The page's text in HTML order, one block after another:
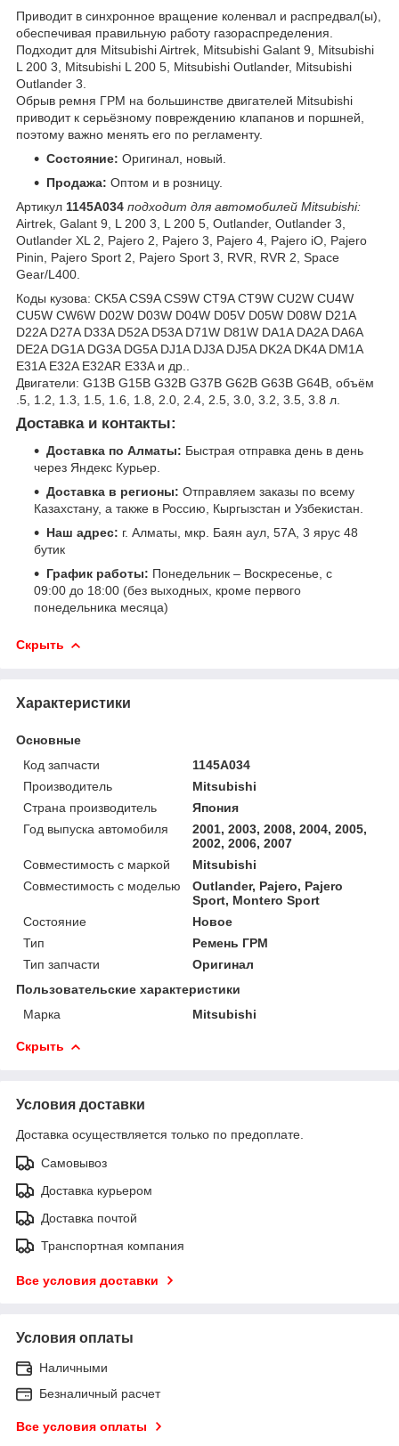
Приводит в синхронное вращение коленвал и распредвал(ы),
обеспечивая правильную работу газораспределения.
Подходит для Mitsubishi Airtrek, Mitsubishi Galant 9, Mitsubishi
L 200 3, Mitsubishi L 200 5, Mitsubishi Outlander, Mitsubishi
Outlander 3.
Обрыв ремня ГРМ на большинстве двигателей Mitsubishi
приводит к серьёзному повреждению клапанов и поршней,
поэтому важно менять его по регламенту.
Состояние: Оригинал, новый.
Продажа: Оптом и в розницу.
Артикул 1145A034 подходит для автомобилей Mitsubishi:
Airtrek, Galant 9, L 200 3, L 200 5, Outlander, Outlander 3,
Outlander XL 2, Pajero 2, Pajero 3, Pajero 4, Pajero iO, Pajero
Pinin, Pajero Sport 2, Pajero Sport 3, RVR, RVR 2, Space
Gear/L400.
Коды кузова: CK5A CS9A CS9W CT9A CT9W CU2W CU4W
CU5W CW6W D02W D03W D04W D05V D05W D08W D21A
D22A D27A D33A D52A D53A D71W D81W DA1A DA2A DA6A
DE2A DG1A DG3A DG5A DJ1A DJ3A DJ5A DK2A DK4A DM1A
E31A E32A E32AR E33A и др..
Двигатели: G13B G15B G32B G37B G62B G63B G64B, объём
.5, 1.2, 1.3, 1.5, 1.6, 1.8, 2.0, 2.4, 2.5, 3.0, 3.2, 3.5, 3.8 л.
Доставка и контакты:
Доставка по Алматы: Быстрая отправка день в день
через Яндекс Курьер.
Доставка в регионы: Отправляем заказы по всему
Казахстану, а также в Россию, Кыргызстан и Узбекистан.
Наш адрес: г. Алматы, мкр. Баян аул, 57А, 3 ярус 48
бутик
График работы: Понедельник – Воскресенье, с
09:00 до 18:00 (без выходных, кроме первого
понедельника месяца)
Скрыть
Характеристики
Основные
Код запчасти
1145A034
Производитель
Mitsubishi
Страна производитель
Япония
Год выпуска автомобиля
2001, 2003, 2008, 2004, 2005,
2002, 2006, 2007
Совместимость с маркой
Mitsubishi
Совместимость с моделью
Outlander, Pajero, Pajero
Sport, Montero Sport
Состояние
Новое
Тип
Ремень ГРМ
Тип запчасти
Оригинал
Пользовательские характеристики
Марка
Mitsubishi
Скрыть
Условия доставки
Доставка осуществляется только по предоплате.
Самовывоз
Доставка курьером
Доставка почтой
Транспортная компания
Все условия доставки
Условия оплаты
Наличными
Безналичный расчет
Все условия оплаты